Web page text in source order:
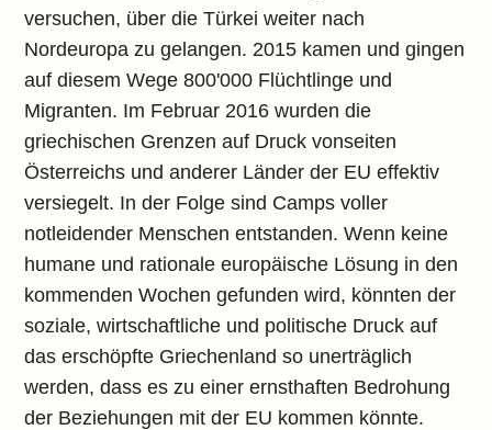
versuchen, über die Türkei weiter nach
Nordeuropa zu gelangen. 2015 kamen und gingen
auf diesem Wege 800'000 Flüchtlinge und
Migranten. Im Februar 2016 wurden die
griechischen Grenzen auf Druck vonseiten
Österreichs und anderer Länder der EU effektiv
versiegelt. In der Folge sind Camps voller
notleidender Menschen entstanden. Wenn keine
humane und rationale europäische Lösung in den
kommenden Wochen gefunden wird, könnten der
soziale, wirtschaftliche und politische Druck auf
das erschöpfte Griechenland so unerträglich
werden, dass es zu einer ernsthaften Bedrohung
der Beziehungen mit der EU kommen könnte.